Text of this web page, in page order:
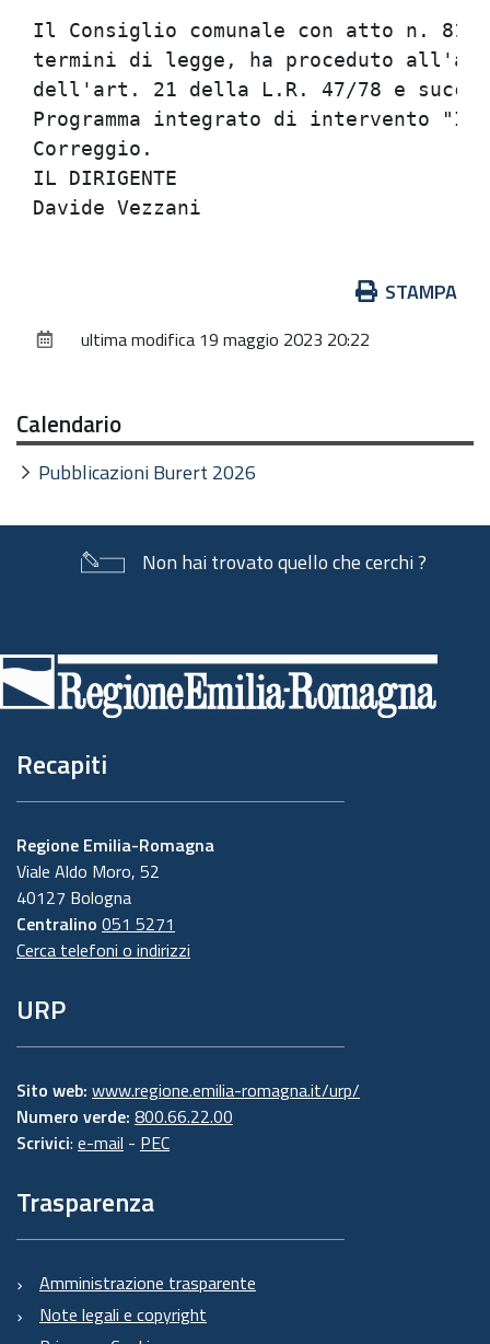
Il Consiglio comunale con
termini di legge, ha proceduto
dell'art. 21 della L.R. 47/
Programma integrato di
IL
documento
STAMPA
ultima modifica 19 maggio 2023 20:22
Calendario
Pubblicazioni Burert 2026
Non hai trovato quello che cerchi ?
di
pagina
Recapiti
Regione Emilia-Romagna
Viale Aldo Moro, 52
40127 Bologna
Centralino 051 5271
Cerca telefoni o indirizzi
URP
Sito web: www.regione.emilia-romagna.it/urp/
Numero verde: 800.66.22.00
Scrivici: e-mail - PEC
Trasparenza
Amministrazione trasparente
Note legali e copyright